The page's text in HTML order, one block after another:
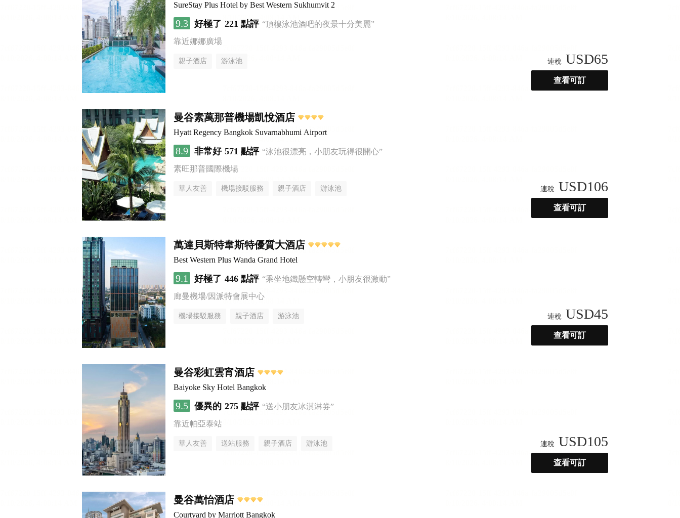
SureStay Plus Hotel by Best Western Sukhumvit 2
9.3 好極了 221 點評 “頂樓泳池酒吧的夜景十分美麗”
靠近娜娜廣場
親子酒店 游泳池 連稅 USD65
查看可訂
曼谷素萬那普機場凱悅酒店
Hyatt Regency Bangkok Suvarnabhumi Airport
8.9 非常好 571 點評 “泳池很漂亮，小朋友玩得很開心”
素旺那普國際機場
華人友善 機場接駁服務 親子酒店 游泳池 連稅 USD106
查看可訂
萬達貝斯特韋斯特優質大酒店
Best Western Plus Wanda Grand Hotel
9.1 好極了 446 點評 “乘坐地鐵懸空轉彎，小朋友很激動”
廊曼機場/因派特會展中心
機場接駁服務 親子酒店 游泳池 連稅 USD45
查看可訂
曼谷彩虹雲宵酒店
Baiyoke Sky Hotel Bangkok
9.5 優異的 275 點評 “送小朋友冰淇淋券”
靠近帕亞泰站
華人友善 送站服務 親子酒店 游泳池 連稅 USD105
查看可訂
曼谷萬怡酒店
Courtyard by Marriott Bangkok